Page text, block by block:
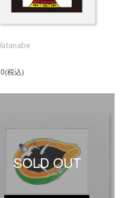
(税込)
SOLD OUT